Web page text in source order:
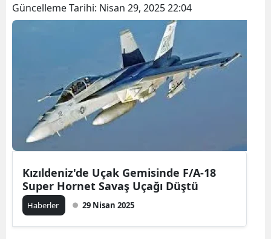
Güncelleme Tarihi: Nisan 29, 2025 22:04
Kızıldeniz'de Uçak Gemisinde F/A-18
Super Hornet Savaş Uçağı Düştü
Haberler 29 Nisan 2025